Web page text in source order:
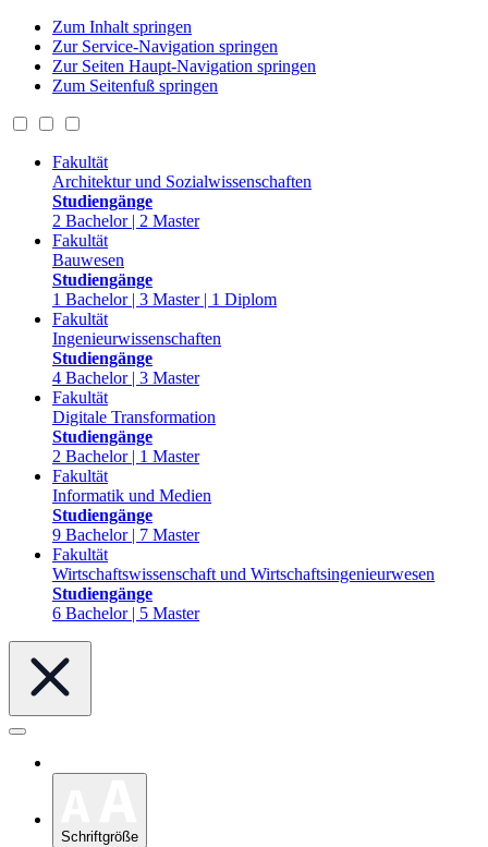
Zum Inhalt springen
Zur Service-Navigation springen
Zur Seiten Haupt-Navigation springen
Zum Seitenfuß springen
Fakultät
Architektur und Sozialwissenschaften
Studiengänge
2 Bachelor | 2 Master
Fakultät
Bauwesen
Studiengänge
1 Bachelor | 3 Master | 1 Diplom
Fakultät
Ingenieurwissenschaften
Studiengänge
4 Bachelor | 3 Master
Fakultät
Digitale Transformation
Studiengänge
2 Bachelor | 1 Master
Fakultät
Informatik und Medien
Studiengänge
9 Bachelor | 7 Master
Fakultät
Wirtschaftswissenschaft und Wirtschaftsingenieurwesen
Studiengänge
6 Bachelor | 5 Master
Schriftgröße